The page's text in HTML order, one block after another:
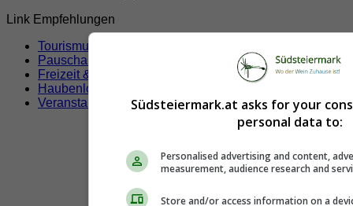
Link Empfehlungen
Tourismusverbände
Pauschalangebote
Freizeit & Sport
Haubenlokale
Veranstaltungen
Südsteiermark.at asks for your
personal data to:
Personalised advertising and content,
measurement, audience research and
Store and/or access information on a